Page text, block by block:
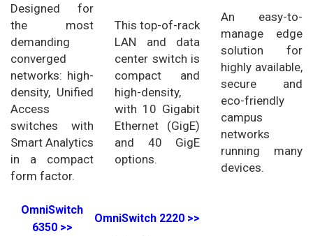
Designed for
the most
demanding
converged
networks: high-
density, Unified
Access
switches with
Smart Analytics
in a compact
form factor.
This top-of-rack
LAN and data
center switch is
compact and
high-density,
with 10 Gigabit
Ethernet (GigE)
and 40 GigE
options.
An easy-to-
manage edge
solution for
highly available,
secure and
eco-friendly
campus
networks
running many
devices.
OmniSwitch
6350 >>
OmniSwitch 2220 >>